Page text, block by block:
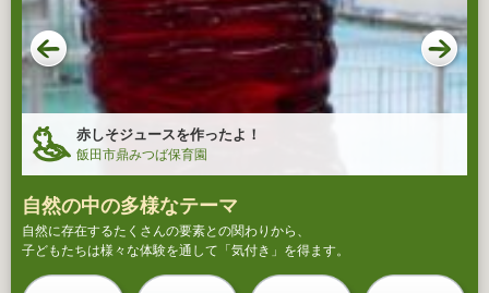
赤しそジュースを作ったよ！
飯田市鼎みつば保育園
自然の中の多様なテーマ
自然に存在するたくさんの要素との関わりから、
子どもたちは様々な体験を通して「気付き」を得ます。